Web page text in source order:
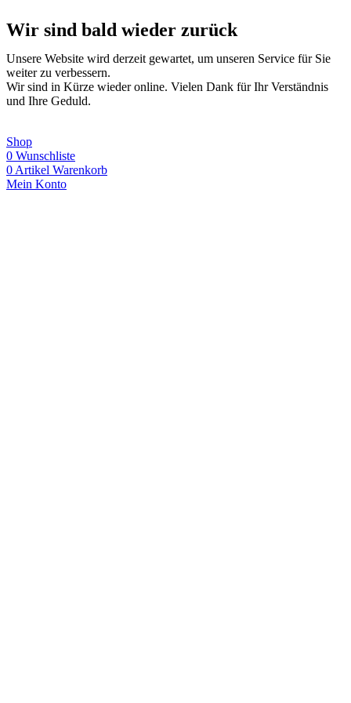
Wir sind bald wieder zurück
Unsere Website wird derzeit gewartet, um unseren Service für Sie
weiter zu verbessern.
Wir sind in Kürze wieder online. Vielen Dank für Ihr Verständnis
und Ihre Geduld.
Shop
0 Wunschliste
0 Artikel Warenkorb
Mein Konto